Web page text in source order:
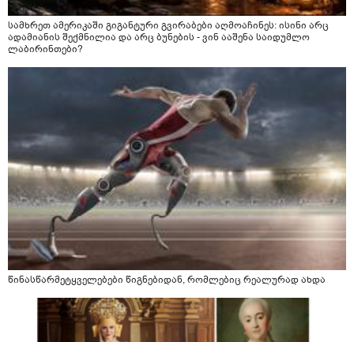
სამხრეთ ამერიკაში გიგანტური გვირაბები აღმოაჩინეს: ისინი არც
ადამიანის შექმნილია და არც ბუნების - ვინ ააშენა საიდუმლო
ლაბირინთები?
წინასწარმეტყველებები წიგნებიდან, რომლებიც რეალურად ახდა